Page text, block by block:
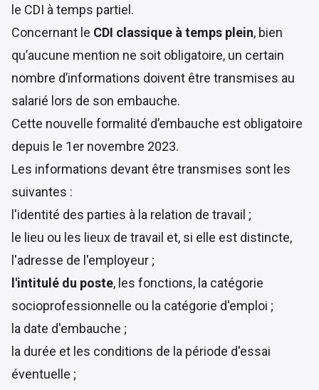
le CDI à temps partiel.
Concernant le CDI classique à temps plein, bien
qu’aucune mention ne soit obligatoire, un certain
nombre d’informations doivent être transmises au
salarié lors de son embauche.
Cette nouvelle formalité d’embauche est obligatoire
depuis le 1er novembre 2023.
Les informations devant être transmises sont les
suivantes :
l'identité des parties à la relation de travail ;
le lieu ou les lieux de travail et, si elle est distincte,
l'adresse de l'employeur ;
l'intitulé du poste, les fonctions, la catégorie
socioprofessionnelle ou la catégorie d'emploi ;
la date d'embauche ;
la durée et les conditions de la période d'essai
éventuelle ;